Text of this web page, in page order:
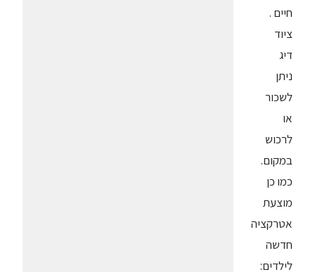
חיים .
ציוד
דיג
ניתן
לשכור
או
לרכוש
במקום.
כמו כן
מוצעת
אטרקציה
חדשה
לילדים: